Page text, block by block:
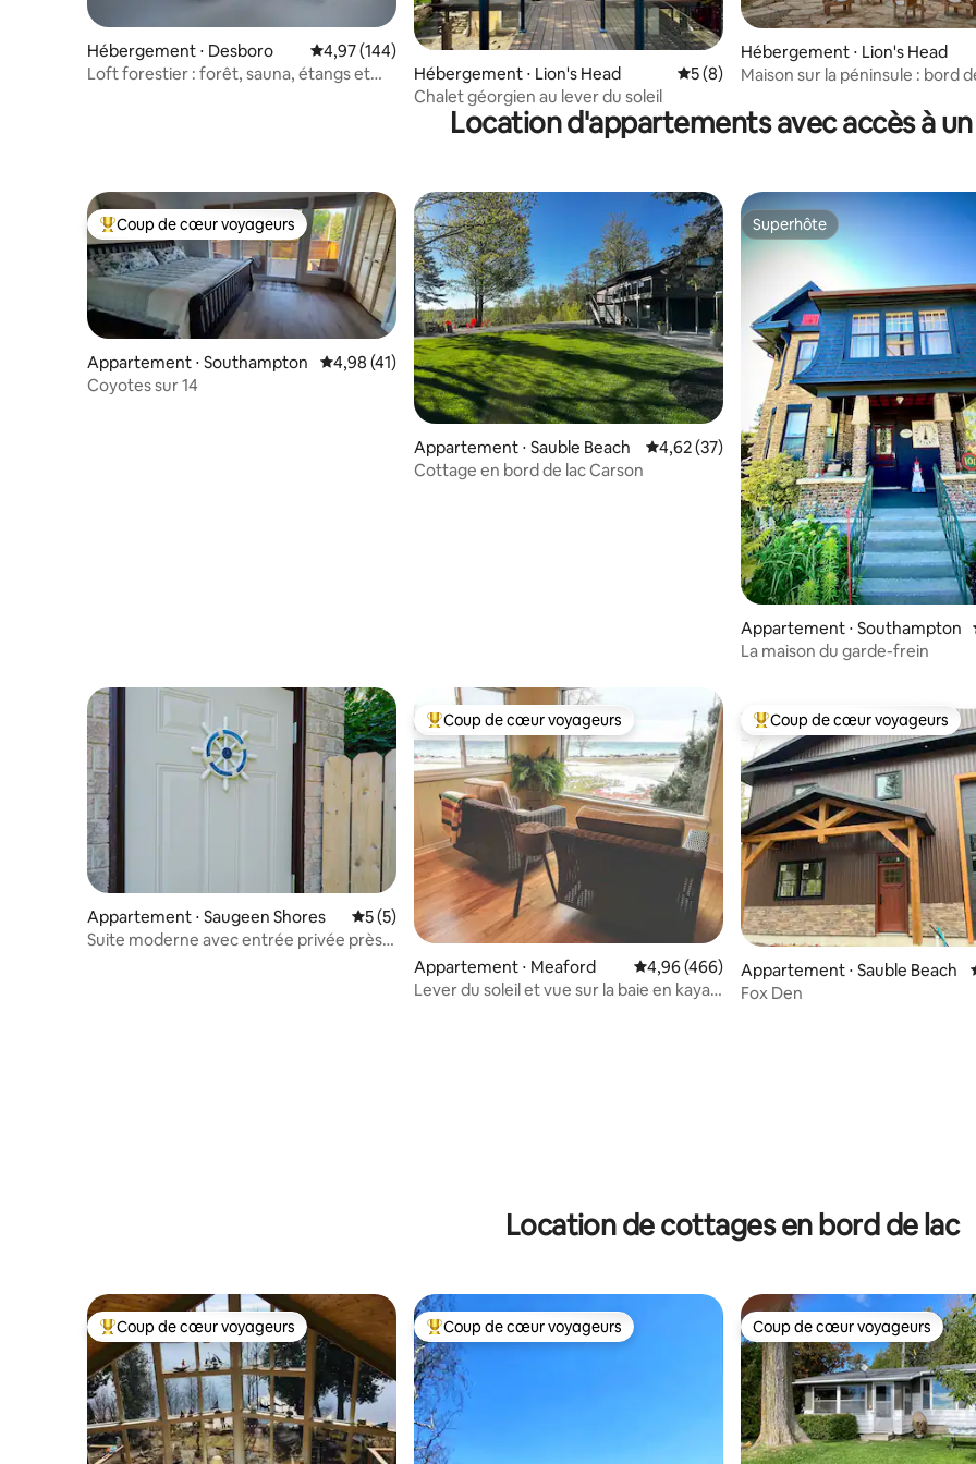
Hébergement ⋅ Desboro Évaluation moyenne sur la base de 144 commentaires : 4,97 sur 5
4,97 (144)
Loft forestier : forêt, sauna, étangs et
Hébergement ⋅ Lion's Head Évaluation moyenne sur la base de 8
5 (8)
Chalet géorgien au lever du soleil
Hébergement ⋅ Lion's Head
Maison sur la péninsule : bord
Location d'appartements avec accès à
Coups de cœur voyageurs les plus appréciés
Coup de cœur voyageurs
Appartement ⋅ Southampton Évaluation moyenne sur la base de 41 commentaires : 4,98 sur 5
4,98 (41)
Coyotes sur 14
Appartement ⋅ Sauble Beach Évaluation moyenne sur la base de 37
4,62 (37)
Cottage en bord de lac Carson
Superhôte
Superhôte
Appartement ⋅ Southampton
La maison du garde-frein
Appartement ⋅ Saugeen Shores Évaluation moyenne sur la base de 5 commentaires : 5 sur 5
5 (5)
Suite moderne avec entrée privée près
Coups de cœur voyageurs les plus appréciés
Coup de cœur voyageurs
Appartement ⋅ Meaford Évaluation moyenne sur la base de 466
4,96 (466)
Lever du soleil et vue sur la baie en kayak
Coups de cœur voyageurs les
Coup de cœur voyageurs
Appartement ⋅ Sauble Beach
Fox Den
Location de cottages en bord de lac
Coups de cœur voyageurs les plus appréciés
Coup de cœur voyageurs Coups de cœur voyageurs les plus appréciés
Coup de cœur voyageurs Coup de cœur voyageurs
Coup de cœur voyageurs